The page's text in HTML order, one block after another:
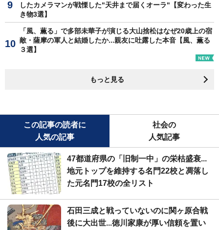
したカメラマンが戦慄した"天井まで届くオーラ"【変わった生
き物3選】
「風、薫る」で多部未華子が演じる大山捨松はなぜ20歳上の宿
敵・薩摩の軍人と結婚したか...親友に吐露した本音【風、薫る
３選】
もっと見る
この記事の読者に
人気の記事
社会の
人気記事
47都道府県の「旧制一中」の栄枯盛衰...
地元トップを維持する名門22校と凋落し
た元名門17校の全リスト
石田三成と戦っていないのに関ヶ原合戦
後に大出世...徳川家康が厚い信頼を置い